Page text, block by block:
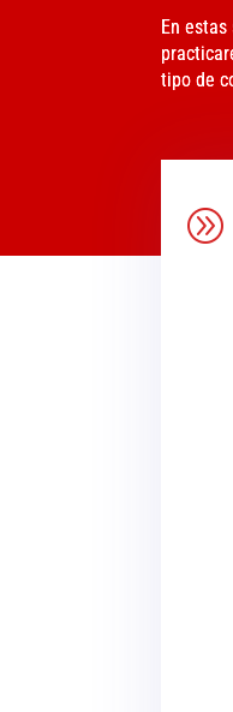
En
tipo de
A